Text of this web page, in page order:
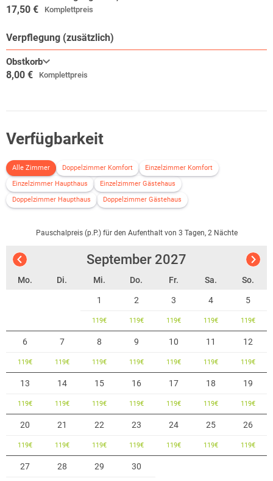
Golfplatz (50 km)
Minigolf (50 km)
Reiten (10 km)
Segeln (50 km)
Skifahren (50 km)
Tennisplatz kostenpflichtig vor Ort
Wanderwege kostenlos vor Ort
17,50 € Komplettpreis
Verpflegung (zusätzlich)
Obstkorb
8,00 € Komplettpreis
Verfügbarkeit
Alle Zimmer Doppelzimmer Komfort
Einzelzimmer Komfort
Einzelzimmer Haupthaus
Einzelzimmer Gästehaus
Doppelzimmer Haupthaus
Doppelzimmer Gästehaus
Pauschalpreis (p.P.) für den Aufenthalt von 3 Tagen, 2 Nächte
September 2027
Mo. Di. Mi. Do. Fr. Sa. So.
1
119€
2
119€
3
119€
4
119€
5
119€
6
119€
7
119€
8
119€
9
119€
10
119€
11
119€
12
119€
13
119€
14
119€
15
119€
16
119€
17
119€
18
119€
19
119€
20
119€
21
119€
22
119€
23
119€
24
119€
25
119€
26
119€
27 28 29 30